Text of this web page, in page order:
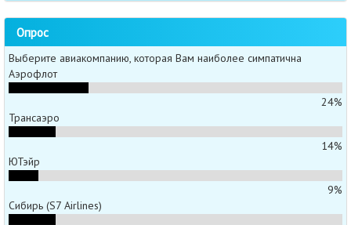
Опрос
Выберите авиакомпанию, которая Вам наиболее симпатична
Аэрофлот
24%
Трансаэро
14%
ЮТэйр
9%
Сибирь (S7 Airlines)